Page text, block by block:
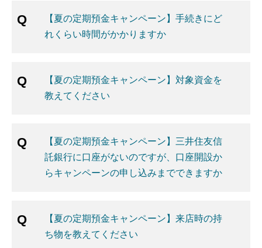
【夏の定期預金キャンペーン】手続きにど
れくらい時間がかかりますか
【夏の定期預金キャンペーン】対象資金を
教えてください
【夏の定期預金キャンペーン】三井住友信
託銀行に口座がないのですが、口座開設か
らキャンペーンの申し込みまでできますか
【夏の定期預金キャンペーン】来店時の持
ち物を教えてください